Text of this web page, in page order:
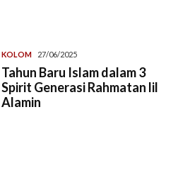
KOLOM 27/06/2025
Tahun Baru Islam dalam 3
Spirit Generasi Rahmatan lil
Alamin